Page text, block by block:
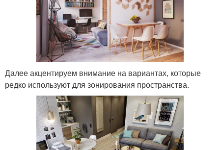
Далее акцентируем внимание на вариантах, которые
редко используют для зонирования пространства.